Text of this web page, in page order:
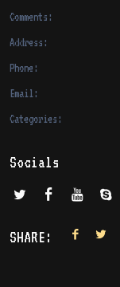
Comments:
Address:
Phone:
Email:
Categories:
Socials
SHARE: